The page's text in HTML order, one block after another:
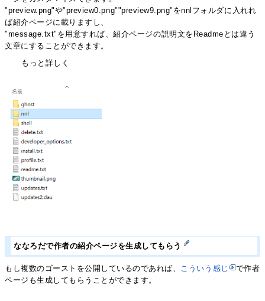
"preview.png"や"preview0.png""preview9.png"をnnlフォルダに入れれ
ば紹介ページに載りますし、
"message.txt"を用意すれば、紹介ページの説明文をReadmeとは違う
文章にすることができます。
もっと詳しく
ななろだで作者の紹介ページを生成してもらう
もし複数のゴーストを公開しているのであれば、 こういう感じ
で作者
ページも生成してもらうことができます。